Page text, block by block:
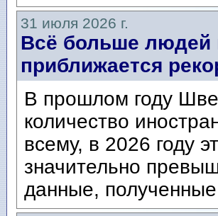
31 июля 2026 г.
Всё больше
приближается
В прошлом году
количество
всему, в 2026 году
значительно
данные,